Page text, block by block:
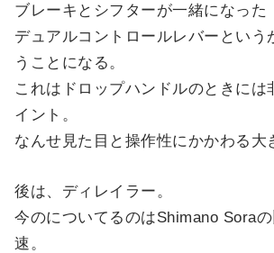
ブレーキとシフターが一緒になった
デュアルコントロールレバーという
うことになる。
これはドロップハンドルのときには
イント。
なんせ見た目と操作性にかかわる大
後は、ディレイラー。
今のについてるのはShimano Sora
速。